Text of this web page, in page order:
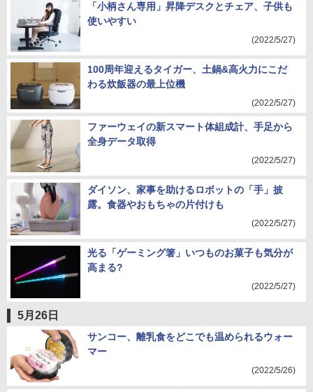
「小柄さん専用」昇降デスクとチェア、子供も
使いやすい
(2022/5/27)
100周年迎えるタイガー、土鍋&高火力にこだ
わる炊飯器の最上位機
(2022/5/27)
ファーウェイの新スマート体組成計、手足から
全身データ取得
(2022/5/27)
ダイソン、家事を助けるロボットの「手」披
露。食器やおもちゃの片付けも
(2022/5/27)
光る「ゲーミング箸」いつものお菓子も気分が
高まる?
(2022/5/27)
5月26日
サンコー、離乳食をどこでも温められるウォー
マー
(2022/5/26)